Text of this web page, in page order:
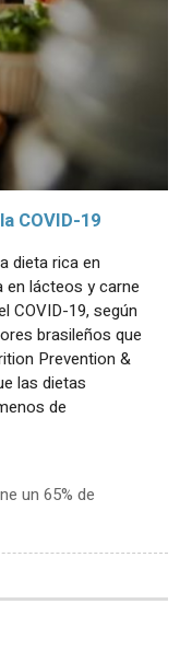
COVID-19
dieta rica en
en lácteos y carne
COVID-19, según
brasileños que
Prevention &
las dietas
de
un 65% de